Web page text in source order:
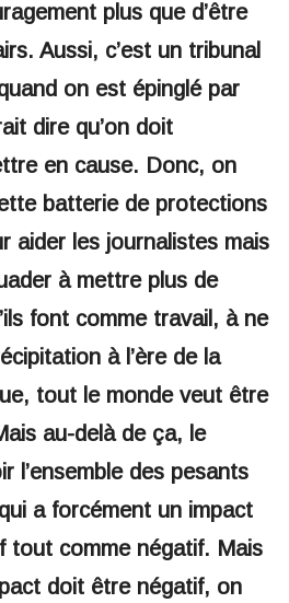
plus que d’être
Aussi, c’est un tribunal
on est épinglé par
dire qu’on doit
en cause. Donc, on
batterie de protections
aider les journalistes mais
à mettre plus de
font comme travail, à ne
à l’ère de la
tout le monde veut être
au-delà de ça, le
l’ensemble des pesants
a forcément un impact
tout comme négatif. Mais
doit être négatif, on